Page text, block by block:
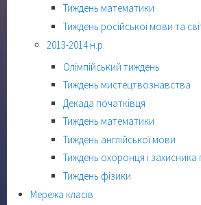
Тиждень математики
Тиждень російської мови та
2013-2014 н.р.
Олімпійський тиждень
Тиждень мистецтвознавства
Декада початківця
Тиждень математики
Тиждень англійської мови
Тиждень охоронця і захисника
Тиждень фізики
Мережа класів